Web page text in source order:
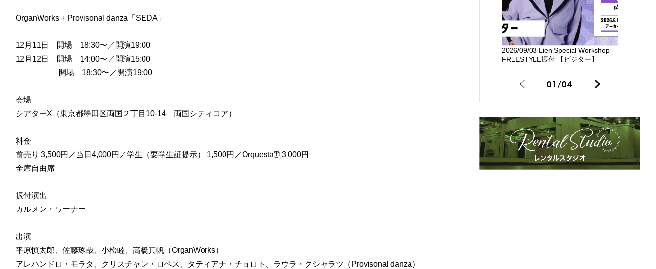
OrganWorks + Provisonal danza「SEDA」
12月11日 開場 18:30〜／開演19:00
12月12日 開場 14:00〜／開演15:00
開場 18:30〜／開演19:00
会場
シアターX（東京都墨田区両国２丁目10-14 両国シティコア）
料金
前売り 3,500円／当日4,000円／学生（要学生証提示） 1,500円／Orquesta割3,000円
全席自由席
振付演出
カルメン・ワーナー
出演
平原慎太郎、佐藤琢哉、小松睦、高橋真帆（OrganWorks）
アレハンドロ・モラタ、クリスチャン・ロペス、タティアナ・チョロト、ラウラ・クシャラツ（Provisonal danza）
2026/09/03 Lien Special Workshop –
FREESTYLE振付 【ビジター】
01/04